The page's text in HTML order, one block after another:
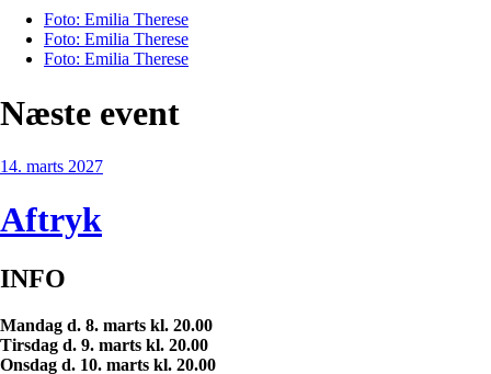
Foto: Emilia Therese
Foto: Emilia Therese
Foto: Emilia Therese
Næste event
14. marts 2027
Aftryk
INFO
Mandag d. 8. marts kl. 20.00
Tirsdag d. 9. marts kl. 20.00
Onsdag d. 10. marts kl. 20.00